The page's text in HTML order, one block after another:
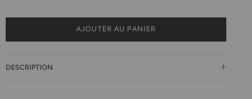
AJOUTER AU PANIER
DESCRIPTION